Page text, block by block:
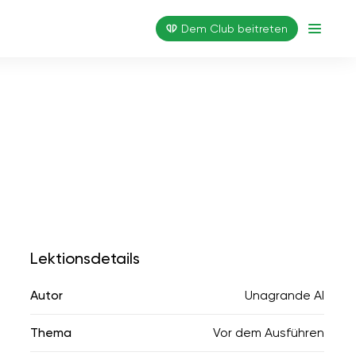
Dem Club beitreten
Lektionsdetails
Autor Unagrande AI
Thema Vor dem Ausführen